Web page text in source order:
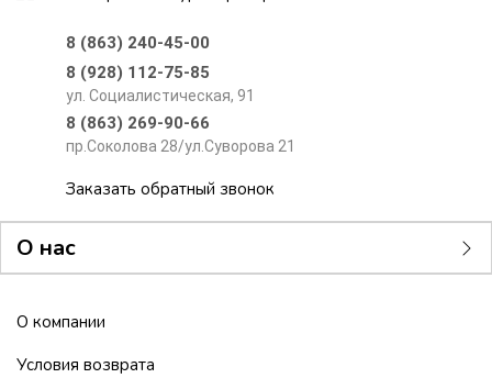
8 (863) 240-45-00
8 (928) 112-75-85
ул. Социалистическая, 91
8 (863) 269-90-66
пр.Соколова 28/ул.Суворова 21
Заказать обратный звонок
О нас
О компании
Условия возврата